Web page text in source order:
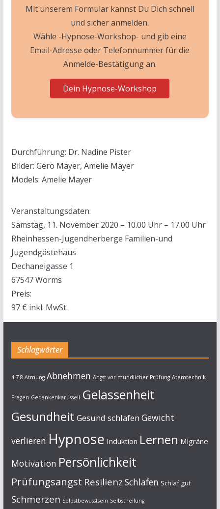
Mit unserem Formular kannst Du Dich schnell
und sicher anmelden.
Wähle -Hypnose-Workshop- und gib eine
Email-Adresse oder Telefonnummer für die
Anmelde-Bestätigung an.
Dein Hypnose-Workshop
Durchführung: Dr. Nadine Pister
Bilder: Gero Mayer, Amelie Mayer
Models: Amelie Mayer
Veranstaltungsdaten:
Samstag, 11. November 2020 – 10.00 Uhr – 17.00 Uhr
Rheinhessen-Jugendherberge Familien-und
Jugendgästehaus
Dechaneigasse 1
67547 Worms
Preis:
97 € inkl. MwSt.
Schlagwörter
4-7-8-Atmung Abnehmen Angst vor mündlicher Prüfung Atemtechnik
Fragen Gedankenkarussell Gelassenheit
Gesundheit Gesund schlafen Gewicht
verlieren Hypnose Induktion Lernen Migräne
Motivation Persönlichkeit
Prüfungsangst Resilienz Schlafen Schlaf gut
Schmerzen Selbstbewusstsein Selbstheilung